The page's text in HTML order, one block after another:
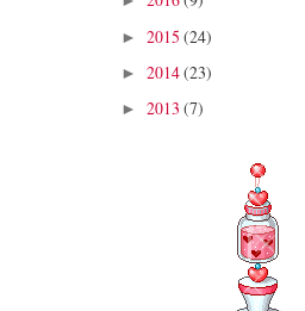
► 2015 (24)
► 2014(23)
► 2013 (7)